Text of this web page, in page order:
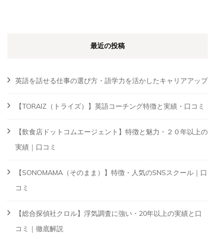
最近の投稿
英語を話せる仕事の選び方・語学力を活かしたキャリアアップ
【TORAIZ（トライズ）】英語コーチング特徴と実績・口コミ
【飲食店ドットコムエージェント】特徴と魅力・２０年以上の
実績｜口コミ
【SONOMAMA（そのまま）】特徴・人気のSNSスクール｜口
コミ
【総合探偵社クロル】浮気調査に強い・20年以上の実績と口
コミ｜徹底解説